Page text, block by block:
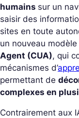
humains sur un
saisir des
sites en toute
un nouveau
Agent (CUA), qui
mécanismes d’
permettant de
complexes en
Contrairement aux